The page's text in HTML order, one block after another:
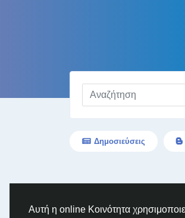
Αυτή η online Κοινότητα
Δημοσιεύσεις